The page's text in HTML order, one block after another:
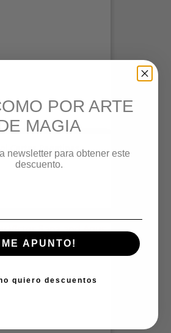
Cartas Pegatinas
Precio
14,00 €
POR ARTE
MAGIA
newsletter para obtener este
descuento.
ME APUNTO!
quiero descuentos